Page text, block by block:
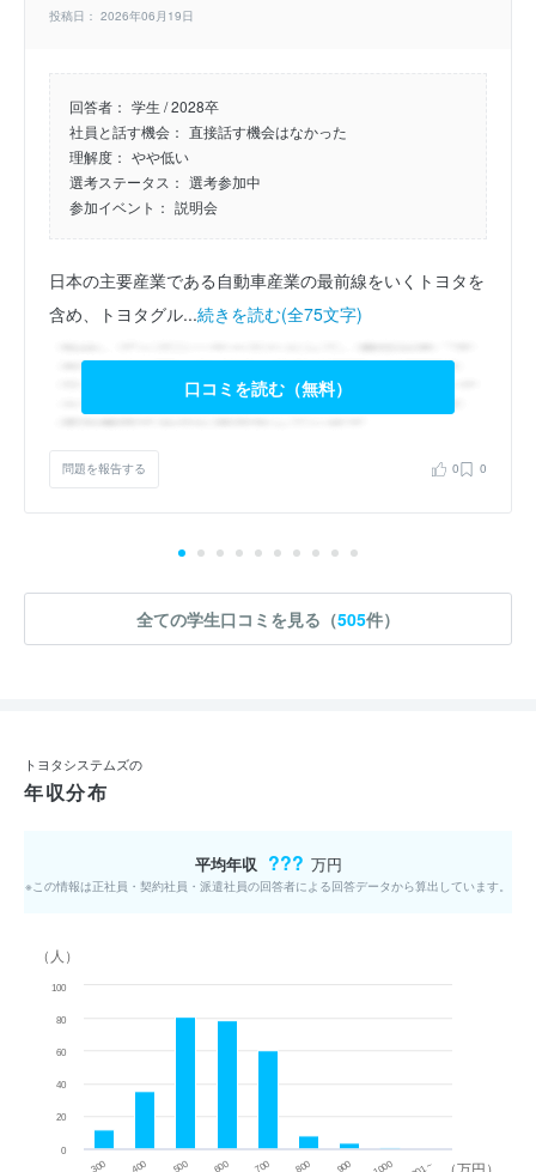
投稿日： 2026年06月19日
回答者： 学生 / 2028卒
社員と話す機会： 直接話す機会はなかった
理解度： やや低い
選考ステータス： 選考参加中
参加イベント： 説明会
日本の主要産業である自動車産業の最前線をいくトヨタを
含め、トヨタグル...続きを読む(全75文字)
口コミを読む（無料）
問題を報告する 0 0
全ての学生口コミを見る（505件）
トヨタシステムズの
年収分布
平均年収 ??? 万円
※この情報は正社員・契約社員・派遣社員の回答者による回答データから算出しています。
（人）
0
20
40
60
80
100